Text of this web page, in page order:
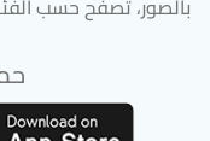
بالصور، تصفّح حسب